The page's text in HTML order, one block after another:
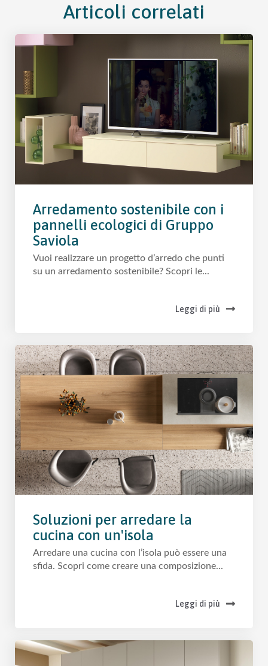
Articoli correlati
Arredamento sostenibile con i
pannelli ecologici di Gruppo
Saviola
Vuoi realizzare un progetto d’arredo che punti
su un arredamento sostenibile? Scopri le...
Leggi di più
Soluzioni per arredare la
cucina con un'isola
Arredare una cucina con l’isola può essere una
sfida. Scopri come creare una composizione...
Leggi di più